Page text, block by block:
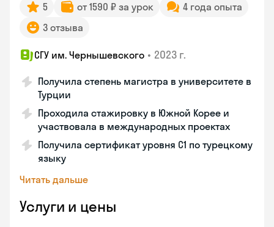
5 от 1590 ₽ за урок
4 года опыта
3 отзыва
СГУ им. Чернышевского • 2023 г.
Получила степень магистра в университете в
Турции
Проходила стажировку в Южной Корее и
участвовала в международных проектах
Получила сертификат уровня C1 по турецкому
языку
Читать дальше
Услуги и цены